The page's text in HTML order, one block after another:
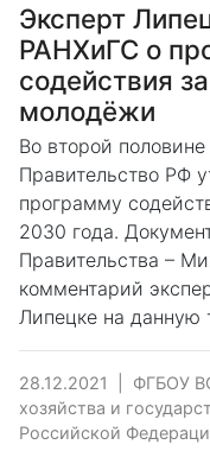
Эксперт
РАНХиГС о
содействия
молодёжи
Во второй
Правительство РФ
программу
2030 года.
Правительства –
комментарий
Липецке на данную
28.12.2021
ФГБОУ
хозяйства и
Российской